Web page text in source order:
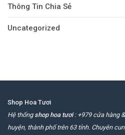
Thông Tin Chia Sẻ
Uncategorized
Shop Hoa Tươi
Hệ thống shop hoa tươi: +979 cửa hàng
huyện, thành phố trên 63 tỉnh. Chuyên